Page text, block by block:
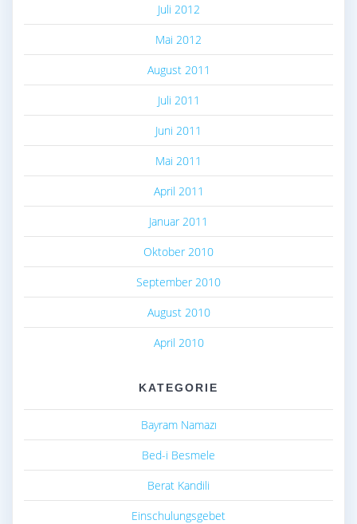
Juli 2012
Mai 2012
August 2011
Juli 2011
Juni 2011
Mai 2011
April 2011
Januar 2011
Oktober 2010
September 2010
August 2010
April 2010
KATEGORIE
Bayram Namazı
Bed-i Besmele
Berat Kandili
Einschulungsgebet